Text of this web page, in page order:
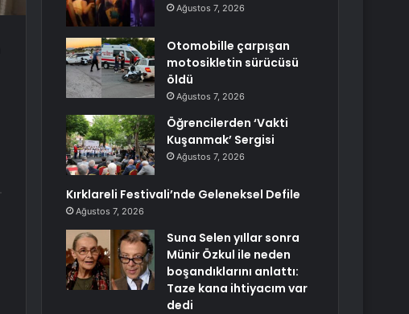
Ağustos 7, 2026
Otomobille çarpışan
motosikletin sürücüsü
öldü
Ağustos 7, 2026
Öğrencilerden ‘Vakti
Kuşanmak’ Sergisi
Ağustos 7, 2026
Kırklareli Festivali’nde Geleneksel Defile
Ağustos 7, 2026
Suna Selen yıllar sonra
Münir Özkul ile neden
boşandıklarını anlattı:
Taze kana ihtiyacım var
dedi